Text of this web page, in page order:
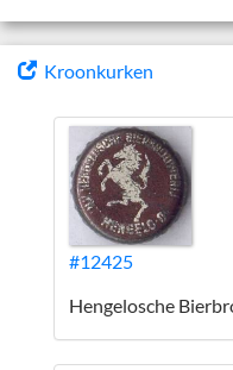
Kroonkurken
#12425
Hengelosche